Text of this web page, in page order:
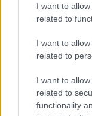
I want to
related to
I want to
related to
I want to
related to
functionality
**BAK**
Most különösen
elmúlt időszakban
problémáival, és
hogy egy kicsit